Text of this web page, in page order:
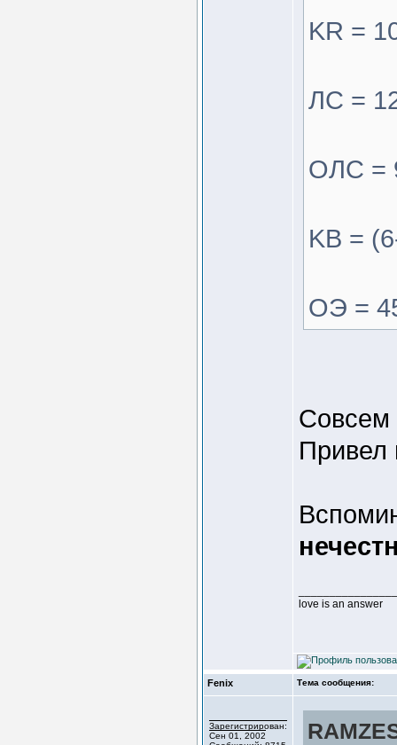
KR =
ЛС =
ОЛС =
KB =
ОЭ =
Совсем
Привел
love is an answer
Fenix Тема сообщения:
Зарегистрирован:
Сен 01, 2002